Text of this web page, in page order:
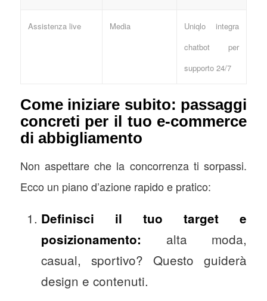
Assistenza live Media
Uniqlo integra
chatbot per
supporto 24/7
Come iniziare subito: passaggi
concreti per il tuo e-commerce
di abbigliamento
Non aspettare che la concorrenza ti sorpassi.
Ecco un piano d’azione rapido e pratico:
Definisci il tuo target e
posizionamento: alta moda,
casual, sportivo? Questo guiderà
design e contenuti.